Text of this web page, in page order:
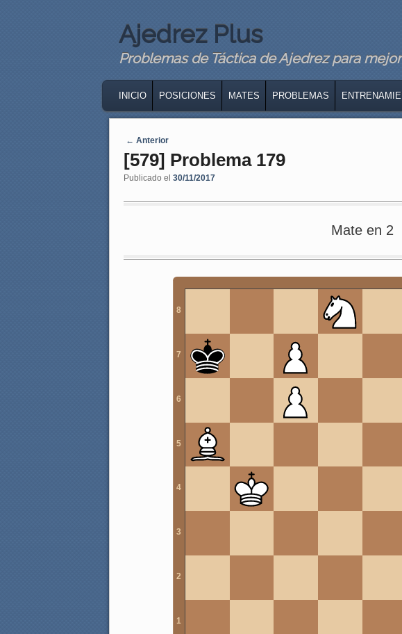
Ajedrez Plus
Problemas de Táctica de Ajedrez para
SKIP TO PRIMARY CONTENT
SKIP TO SECONDARY CONTENT
INICIO POSICIONES MATES PROBLEMAS
Navegaci�n de entradas
← Anterior
[579] Problema 179
Publicado el 30/11/2017
Mate en 2
8
7
6
5
4
3
2
1